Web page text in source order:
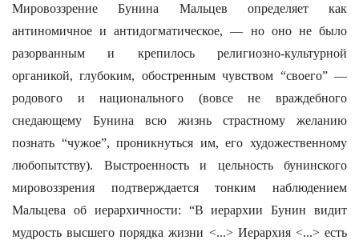
Мировоззрение Бунина Мальцев определяет как
антиномичное и антидогматическое, — но оно не было
разорванным и крепилось религиозно-культурной
органикой, глубоким, обостренным чувством “своего” —
родового и национального (вовсе не враждебного
снедающему Бунина всю жизнь страстному желанию
познать “чужое”, проникнуться им, его художественному
любопытству). Выстроенность и цельность бунинского
мировоззрения подтверждается тонким наблюдением
Мальцева об иерархичности: “В иерархии Бунин видит
мудрость высшего порядка жизни <...> Иерархия <...> есть